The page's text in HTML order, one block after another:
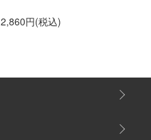
2,860円(税込)